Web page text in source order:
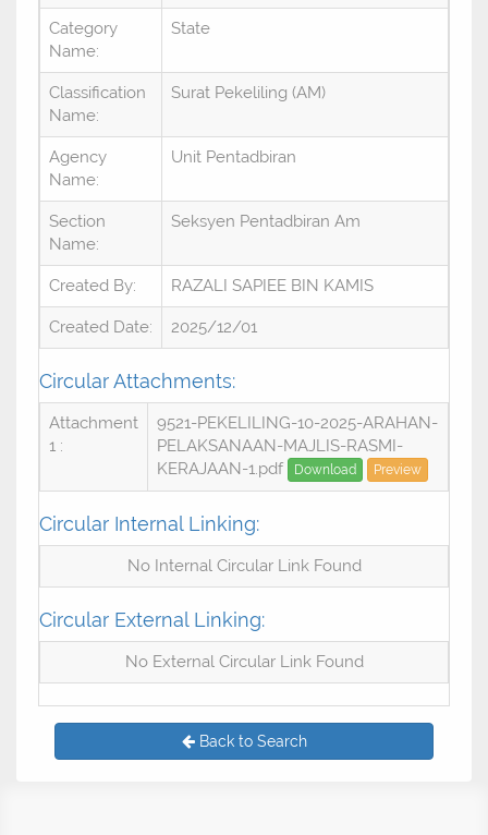
Category
Name:
State
Classification
Name:
Surat Pekeliling (AM)
Agency
Name:
Unit Pentadbiran
Section
Name:
Seksyen Pentadbiran Am
Created By: RAZALI SAPIEE BIN KAMIS
Created Date: 2025/12/01
Circular Attachments:
Attachment
1 :
9521-PEKELILING-10-2025-ARAHAN-
PELAKSANAAN-MAJLIS-RASMI-
KERAJAAN-1.pdf
Download Preview
Circular Internal Linking:
No Internal Circular Link Found
Circular External Linking:
No External Circular Link Found
Back to Search